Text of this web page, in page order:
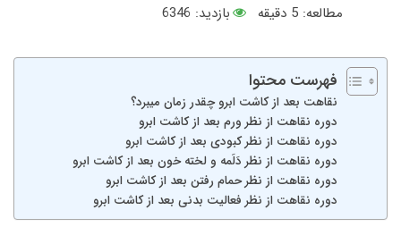
مطالعه: 5 دقیقه بازدید: 6346
فهرست محتوا
نقاهت بعد از کاشت ابرو چقدر زمان میبرد؟
دوره نقاهت از نظر ورم بعد از کاشت ابرو
دوره نقاهت از نظر کبودی بعد از کاشت ابرو
دوره نقاهت از نظر دَلَمه و لخته خون بعد از کاشت ابرو
دوره نقاهت از نظر حمام رفتن بعد از کاشت ابرو
دوره نقاهت از نظر فعالیت بدنی بعد از کاشت ابرو